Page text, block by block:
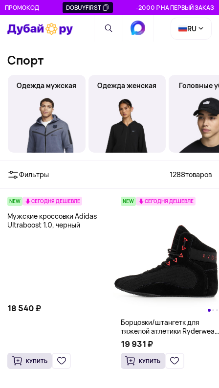
ПРОМОКОД DOBUYFIRST -2000 ₽ НА ПЕРВЫЙ ЗАКАЗ
RU
Спорт
Одежда мужская Одежда женская Головные
Фильтры 1288товаров
NEW СЕГОДНЯ ДЕШЕВЛЕ
Мужские кроссовки Adidas
Ultraboost 1.0, черный
18 540 ₽
КУПИТЬ
NEW СЕГОДНЯ ДЕШЕВЛЕ
Борцовки/штангетк для
тяжелой атлетики Ryderwear
D-Mak II, черный-красный
19 931 ₽
КУПИТЬ